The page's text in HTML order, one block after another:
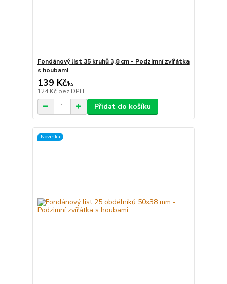
Fondánový list 35 kruhů 3,8 cm - Podzimní zvířátka
s houbami
139 Kč/ks
124 Kč bez DPH
Přidat do košíku
Novinka